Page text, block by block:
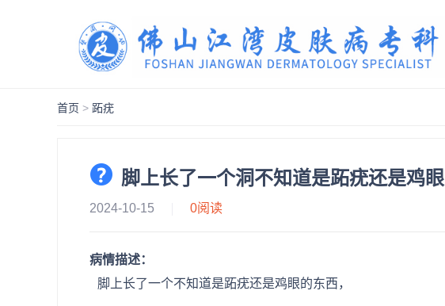
首页 > 跖疣
脚上长了一个洞不知道是跖疣还是鸡眼
2024-10-15 0阅读
病情描述：
脚上长了一个不知道是跖疣还是鸡眼的东西，